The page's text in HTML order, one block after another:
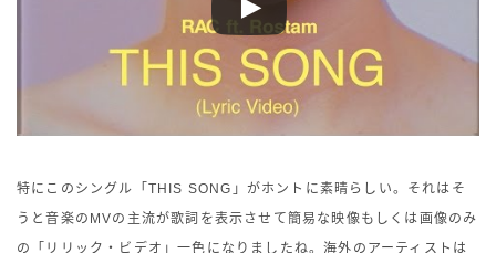
特にこのシングル「THIS SONG」がホントに素晴らしい。それはそ
うと音楽のMVの主流が歌詞を表示させて簡易な映像もしくは画像のみ
の「リリック・ビデオ」一色になりましたね。海外のアーティストは